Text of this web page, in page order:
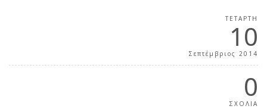
ΤΕΤΆΡΤΗ
10
Σεπτέμβριος 2014
0
ΣΧΟΛΙΑ